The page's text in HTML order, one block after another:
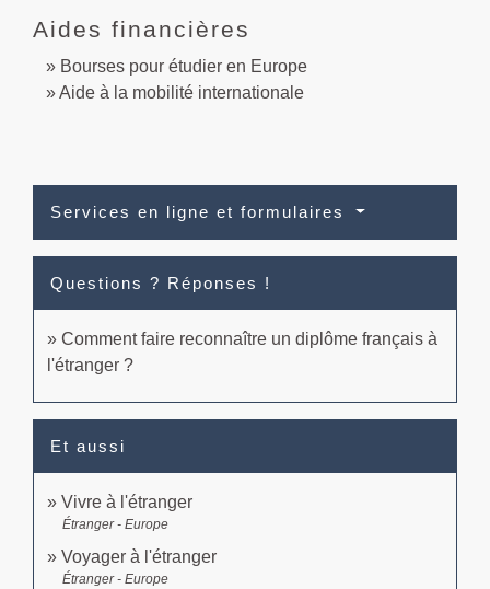
Aides financières
Bourses pour étudier en Europe
Aide à la mobilité internationale
Services en ligne et formulaires
Questions ? Réponses !
Comment faire reconnaître un diplôme français à
l'étranger ?
Et aussi
Vivre à l'étranger
Étranger - Europe
Voyager à l'étranger
Étranger - Europe